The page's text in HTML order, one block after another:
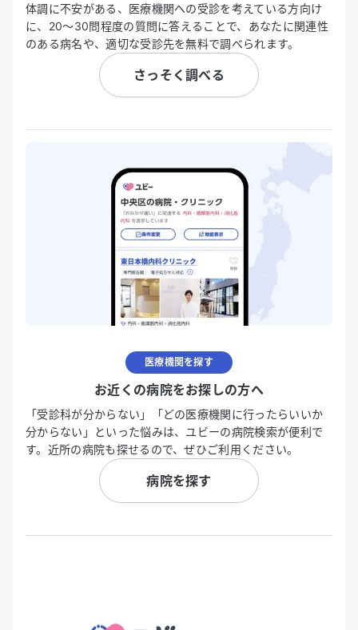
体調に不安がある、医療機関への受診を考えている方向け
に、20〜30問程度の質問に答えることで、あなたに関連性
のある病名や、適切な受診先を無料で調べられます。
さっそく調べる
医療機関を探す
お近くの病院をお探しの方へ
「受診科が分からない」「どの医療機関に行ったらいいか
分からない」といった悩みは、ユビーの病院検索が便利で
す。近所の病院も探せるので、ぜひご利用ください。
病院を探す